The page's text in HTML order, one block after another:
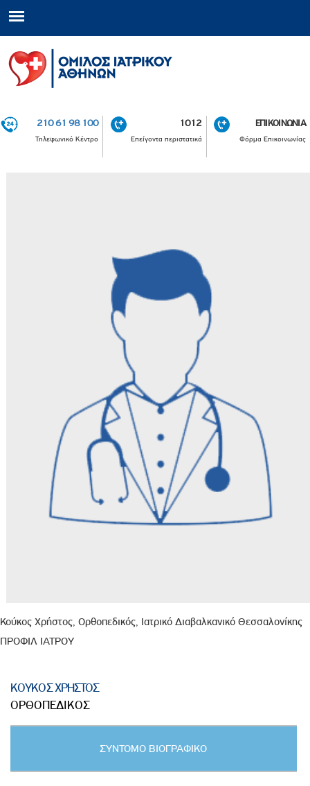
210 61 98 100
Τηλεφωνικό Κέντρο
1012
Επείγοντα περιστατικά
ΕΠΙΚΟΙΝΩΝΙΑ
Φόρμα Επικοινωνίας
Κούκος Χρήστος, Ορθοπεδικός, Ιατρικό Διαβαλκανικό Θεσσαλονίκης
ΠΡΟΦΙΛ ΙΑΤΡΟΥ
ΚΟΥΚΟΣ ΧΡΗΣΤΟΣ
ΟΡΘΟΠΕΔΙΚΟΣ
ΣΥΝΤΟΜΟ ΒΙΟΓΡΑΦΙΚΟ